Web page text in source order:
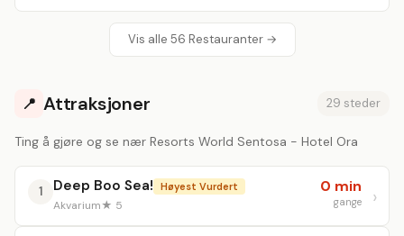
Vis alle 56 Restauranter →
📍 Attraksjoner 29 steder
Ting å gjøre og se nær Resorts World Sentosa - Hotel Ora
1 Deep Boo Sea! Høyest Vurdert
Akvarium★ 5
0 min
gange